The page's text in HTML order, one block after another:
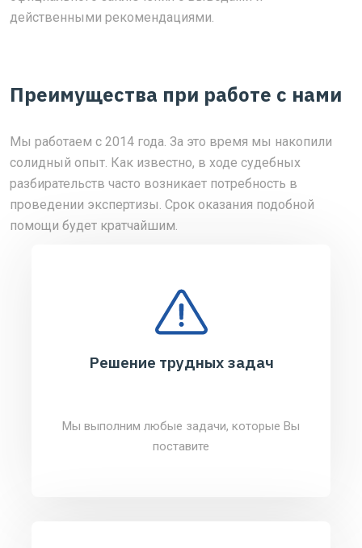
действенными рекомендациями.
Преимущества при работе с нами
Мы работаем с 2014 года. За это время мы накопили
солидный опыт. Как известно, в ходе судебных
разбирательств часто возникает потребность в
проведении экспертизы. Срок оказания подобной
помощи будет кратчайшим.
Решение трудных задач
Мы выполним любые задачи, которые Вы
поставите